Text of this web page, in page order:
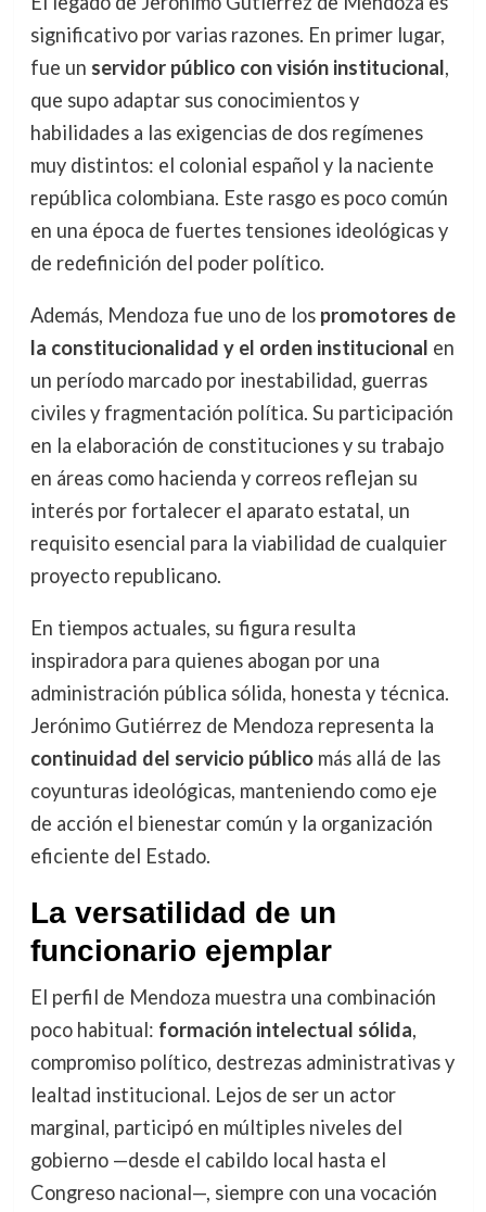
significativo por varias razones. En primer lugar,
fue un servidor público con visión institucional,
que supo adaptar sus conocimientos y
habilidades a las exigencias de dos regímenes
muy distintos: el colonial español y la naciente
república colombiana. Este rasgo es poco común
en una época de fuertes tensiones ideológicas y
de redefinición del poder político.
Además, Mendoza fue uno de los promotores de
la constitucionalidad y el orden institucional en
un período marcado por inestabilidad, guerras
civiles y fragmentación política. Su participación
en la elaboración de constituciones y su trabajo
en áreas como hacienda y correos reflejan su
interés por fortalecer el aparato estatal, un
requisito esencial para la viabilidad de cualquier
proyecto republicano.
En tiempos actuales, su figura resulta
inspiradora para quienes abogan por una
administración pública sólida, honesta y técnica.
Jerónimo Gutiérrez de Mendoza representa la
continuidad del servicio públicomás allá de las
coyunturas ideológicas, manteniendo como eje
de acción el bienestar común y la organización
eficiente del Estado.
La versatilidad de un
funcionario ejemplar
El perfil de Mendoza muestra una combinación
poco habitual: formación intelectual sólida,
compromiso político, destrezas administrativas y
lealtad institucional. Lejos de ser un actor
marginal, participó en múltiples niveles del
gobierno —desde el cabildo local hasta el
Congreso nacional—, siempre con una vocación